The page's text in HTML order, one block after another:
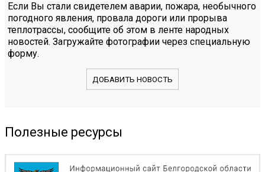
Если Вы стали свидетелем аварии, пожара, необычного
погодного явления, провала дороги или прорыва
теплотрассы, сообщите об этом в ленте народных
новостей. Загружайте фотографии через специальную
форму.
ДОБАВИТЬ НОВОСТЬ
Полезные ресурсы